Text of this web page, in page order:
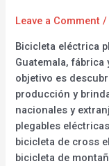
Leave a Comment /
Bicicleta eléctrica
Guatemala, fábrica
objetivo es
producción y
nacionales y
plegables
bicicleta de cross
bicicleta de